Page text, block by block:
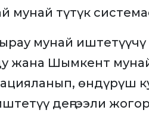
мунай түтүк
мунай иштетүүчү
жана Шымкент
өндүрүш
деңгээли